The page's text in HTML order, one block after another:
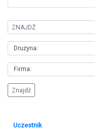
Uczestnik